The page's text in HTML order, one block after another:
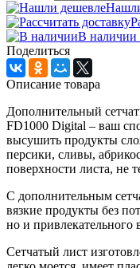
В наличии
Поделиться
Описание товара
Дополнительный
FD1000 Digital – ваш
высушить продукты
персики, сливы,
поверхности листа, не
С дополнительным
вязкие продукты без
но и привлекательного
Сетчатый лист